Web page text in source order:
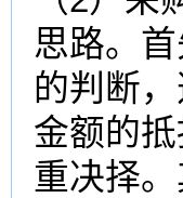
思路。
的判断
金额的
重决择